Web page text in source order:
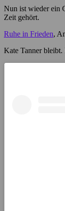
Nun ist wieder ein
Zeit gehört.
Ruhe in Frieden,
Kate Tanner